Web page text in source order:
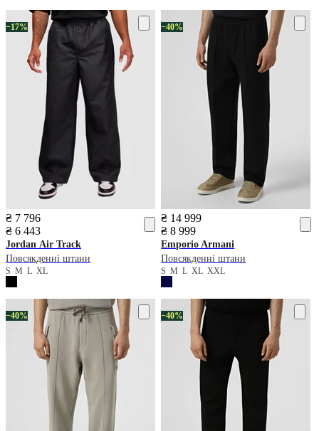
−17%
₴ 7 796
₴ 6 443
Jordan Air Track
Повсякденні штани
S M L XL
−40%
₴ 14 999
₴ 8 999
Emporio Armani
Повсякденні штани
SMLXLXXL
−40% −40%